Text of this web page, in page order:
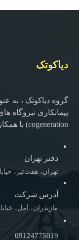
دیاکوتک
گروه دیاکوتک ، به
cogeneration) با همکاری مستقیم شرکت های همکاری خارجی
دفتر تهران
تهران، هفت‌تیر،
آدرس شرکت
مازندران، آمل،
09124775019